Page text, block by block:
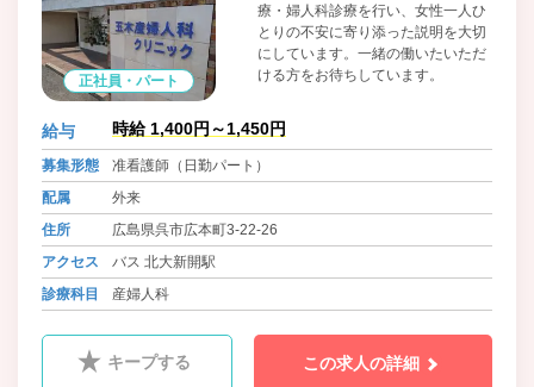
正社員・パート
療・婦人科診療を行い、女性一人ひ
とりの不安に寄り添った説明を大切
にしています。一緒の働いたいただ
ける方をお待ちしています。
給与 時給 1,400円～1,450円
募集形態
准看護師（日勤パート）
配属
外来
住所
広島県呉市広本町3-22-26
アクセス
バス 北大新開駅
診療科目
産婦人科
キープする この求人の詳細